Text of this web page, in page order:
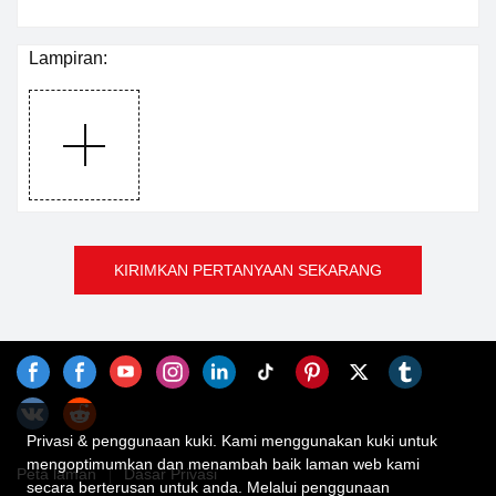
Lampiran:
KIRIMKAN PERTANYAAN SEKARANG
Peta laman Dasar Privasi
Privasi & penggunaan kuki. Kami menggunakan kuki untuk
mengoptimumkan dan menambah baik laman web kami
secara berterusan untuk anda. Melalui penggunaan